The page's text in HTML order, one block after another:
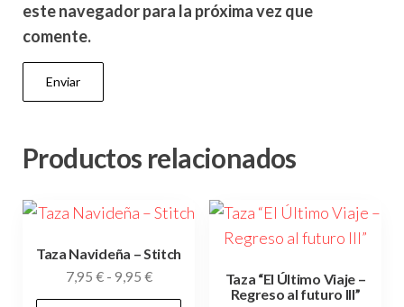
este navegador para la próxima vez que
comente.
Productos relacionados
Taza Navideña – Stitch
7,95 € - 9,95 €Rango
de
Taza “El Último Viaje –
Regreso al futuro III”